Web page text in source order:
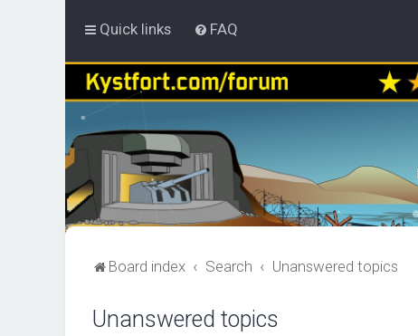
Quick links FAQ
Board index Search Unanswered topics
Unanswered topics